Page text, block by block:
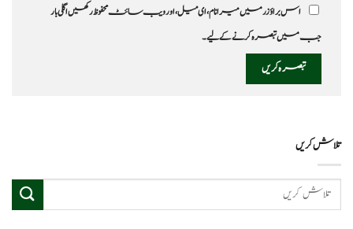
اس براؤزر میں میرا نام، ای میل، اور ویب سائٹ محفوظ رکھیں اگلی بار
جب میں تبصرہ کرنے کےلیے۔
تلاش کریں